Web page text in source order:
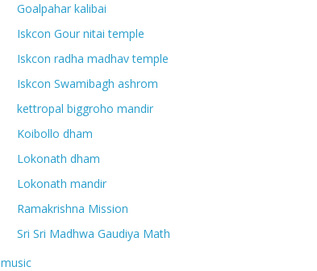
Goalpahar kalibai
Iskcon Gour nitai temple
Iskcon radha madhav temple
Iskcon Swamibagh ashrom
kettropal biggroho mandir
Koibollo dham
Lokonath dham
Lokonath mandir
Ramakrishna Mission
Sri Sri Madhwa Gaudiya Math
music